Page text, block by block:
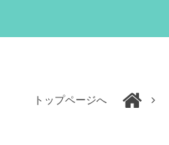
トップページへ